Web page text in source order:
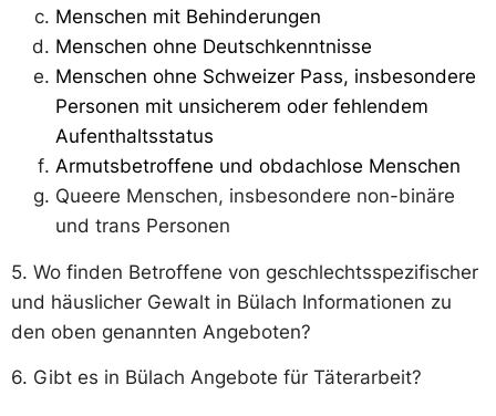
Menschen mit Behinderungen
Menschen ohne Deutschkenntnisse
Menschen ohne Schweizer Pass, insbesondere
Personen mit unsicherem oder fehlendem
Aufenthaltsstatus
Armutsbetroffene und obdachlose Menschen
Queere Menschen, insbesondere non-binäre
und trans Personen
5. Wo finden Betroffene von geschlechtsspezifischer
und häuslicher Gewalt in Bülach Informationen zu
den oben genannten Angeboten?
6. Gibt es in Bülach Angebote für Täterarbeit?